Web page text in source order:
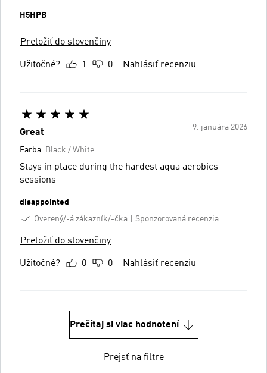
H5HPB
Preložiť do slovenčiny
Užitočné? 1 0 Nahlásiť recenziu
9. januára 2026
Great
Farba: Black / White
Stays in place during the hardest aqua aerobics
sessions
disappointed
Overený/-á zákazník/-čka
Sponzorovaná recenzia
Preložiť do slovenčiny
Užitočné? 0 0 Nahlásiť recenziu
Prečítaj si viac hodnotení
Prejsť na filtre